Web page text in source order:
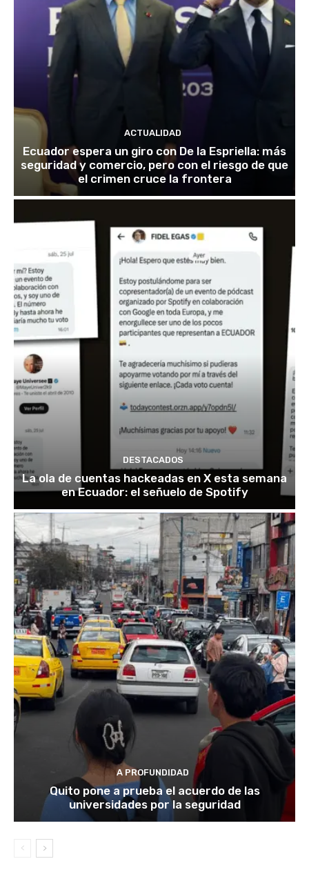
ACTUALIDAD
Ecuador espera un giro con De la Espriella: más
seguridad y comercio, pero con el riesgo de que
el crimen cruce la frontera
DESTACADOS
La ola de cuentas hackeadas en X esta semana
en Ecuador: el señuelo de Spotify
A PROFUNDIDAD
Quito pone a prueba el acuerdo de las
universidades por la seguridad